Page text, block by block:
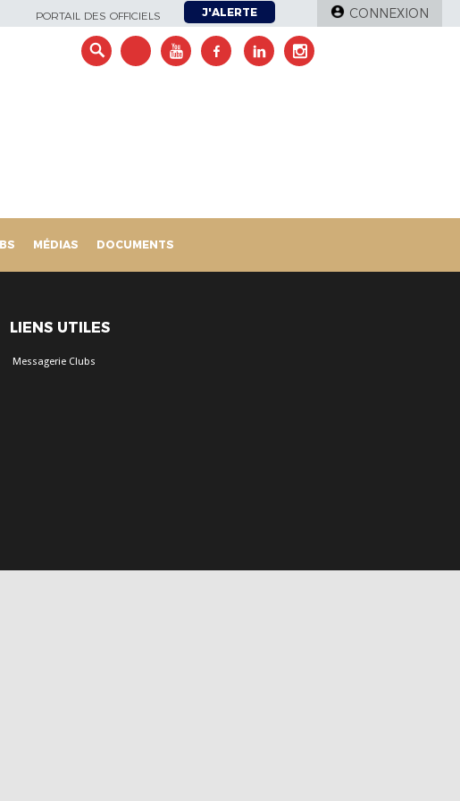
PORTAIL DES OFFICIELS J'ALERTE CONNEXION
MÉDIAS DOCUMENTS
LIENS UTILES
Messagerie Clubs